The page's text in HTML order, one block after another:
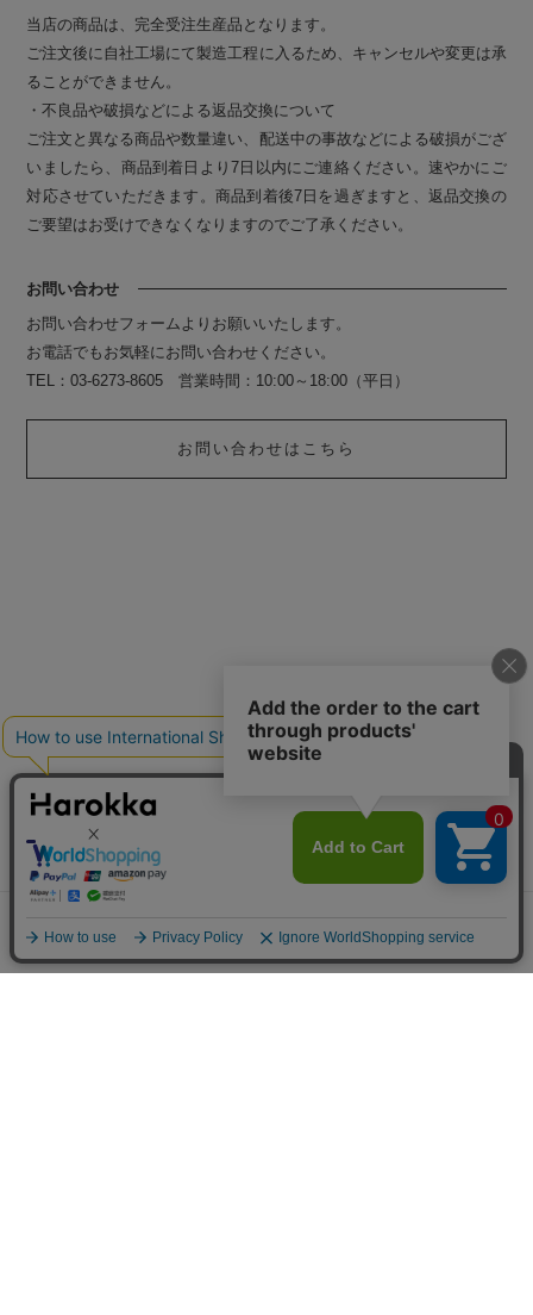
当店の商品は、完全受注生産品となります。
ご注文後に自社工場にて製造工程に入るため、キャンセルや変更は承
ることができません。
・不良品や破損などによる返品交換について
ご注文と異なる商品や数量違い、配送中の事故などによる破損がござ
いましたら、商品到着日より7日以内にご連絡ください。速やかにご
対応させていただきます。商品到着後7日を過ぎますと、返品交換の
ご要望はお受けできなくなりますのでご了承ください。
お問い合わせ
お問い合わせフォームよりお願いいたします。
お電話でもお気軽にお問い合わせください。
TEL：03-6273-8605 営業時間：10:00～18:00（平日）
お問い合わせはこちら